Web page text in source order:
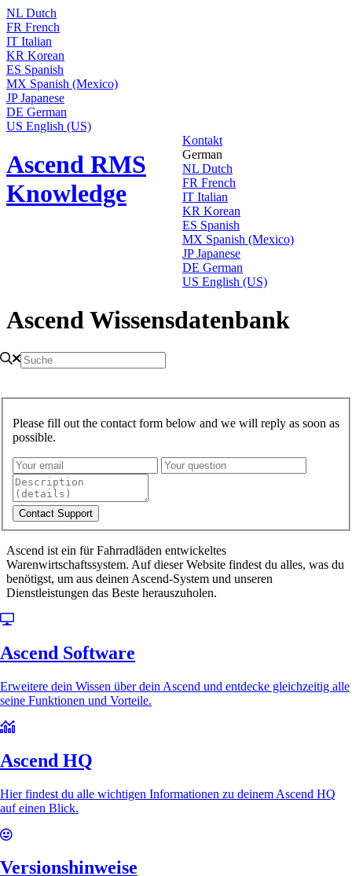
NL Dutch
FR French
IT Italian
KR Korean
ES Spanish
MX Spanish (Mexico)
JP Japanese
DE German
US English (US)
Ascend RMS
Knowledge
Kontakt
German
NL Dutch
FR French
IT Italian
KR Korean
ES Spanish
MX Spanish (Mexico)
JP Japanese
DE German
US English (US)
Ascend Wissensdatenbank
Please fill out the contact form below and we will reply as soon as
possible.
Ascend ist ein für Fahrradläden entwickeltes
Warenwirtschaftssystem. Auf dieser Website findest du alles, was du
benötigst, um aus deinen Ascend-System und unseren
Dienstleistungen das Beste herauszuholen.
Ascend Software
Erweitere dein Wissen über dein Ascend und entdecke gleichzeitig alle
seine Funktionen und Vorteile.
Ascend HQ
Hier findest du alle wichtigen Informationen zu deinem Ascend HQ
auf einen Blick.
Versionshinweise